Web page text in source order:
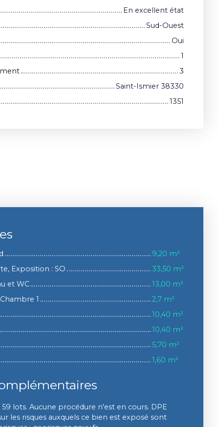
En excellent état
Sud-Ouest
Oui
1
3
Saint-Ismier 38330
1351
9,20 m²
Exposition : SO
33,50 m²
et WC
13,00 m²
1
2,7 m²
10,40 m²
10,40 m²
5,70 m²
1,60 m²
lots. Aucune procédure n'est en cours. DPE
les risques auxquels ce bien est exposé sont